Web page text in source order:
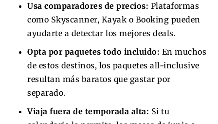
Usa comparadores de precios: Plataformas
como Skyscanner, Kayak o Booking pueden
ayudarte a detectar los mejores deals.
Opta por paquetes todo incluido: En muchos
de estos destinos, los paquetes all-inclusive
resultan más baratos que gastar por
separado.
Viaja fuera de temporada alta: Si tu